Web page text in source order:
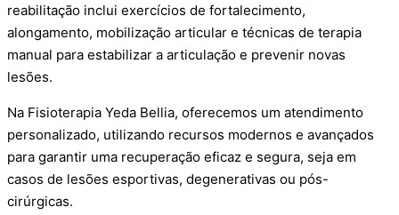
reabilitação inclui exercícios de fortalecimento,
alongamento, mobilização articular e técnicas de terapia
manual para estabilizar a articulação e prevenir novas
lesões.
Na Fisioterapia Yeda Bellia, oferecemos um atendimento
personalizado, utilizando recursos modernos e avançados
para garantir uma recuperação eficaz e segura, seja em
casos de lesões esportivas, degenerativas ou pós-
cirúrgicas.